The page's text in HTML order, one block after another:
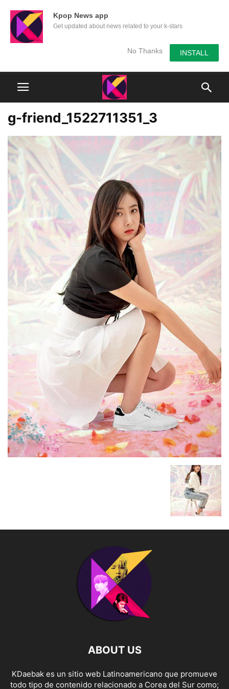
Kpop News app
Get updated about news related to your k-stars
No Thanks INSTALL
g-friend_1522711351_3
ABOUT US
KDaebak es un sitio web Latinoamericano que promueve
todo tipo de contenido relacionado a Corea del Sur como;